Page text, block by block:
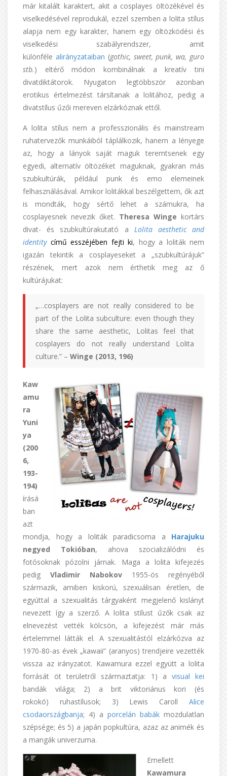
már kitalált karaktert, akit a cosplayes öltözékével és
viselkedésével reprodukál, ezzel szemben a lolita stílus
alapja nem egy karakter, hanem egy öltözködési és
viselkedési szabályrendszer, amit
különféle alirányzataiban (gothic, sweet, punk, wa, guro
stb.) eltérő módon kombinálnak a kreatív tini
divatdiktátorok. Nyugaton legtöbbször azonban
erotikus értelmezést társítanak a lolitához, pedig a
divatstílus űzői mereven elzárkóznak ettől.
A lolita stílus nem a professzionális és mainstream
ruhatervezők munkáiból táplálkozik, hanem a lényege
az, hogy a lányok saját maguk teremtsenek egy
egyedi, alternatív öltözéket maguknak, gyakran más
szubkultúrák, például punk és emo elemeinek
felhasználásával. Amikor lolitákkal beszélgettem, ők azt
is mondták, hogy sértő lehet a számukra, ha
cosplayesnek nevezik őket. Theresa Winge kortárs
divat- és szubkultúrakutató a Lolita aesthetic and
identitycímű esszéjében fejti ki, hogy a loliták nem
igazán tekintik a cosplayeseket a „szubkultúrájuk”
részének, mert azok nem érthetik meg az ő
kultúrájukat:
„…cosplayers are not really considered to be
part of the Lolita subculture: even though they
share the same aesthetic, Lolitas feel that
cosplayers do not really understand Lolita
culture.” – Winge (2013, 196)
Kaw
amu
ra
Yuni
ya
(200
6,
193-
194)
írásá
ban
azt
mondja, hogy a loliták paradicsoma a Harajuku
negyed Tokióban, ahova szocializálódni és
fotósoknak pózolni járnak. Maga a lolita kifejezés
pedig Vladimir Nabokov 1955-ös regényéből
származik, amiben kiskorú, szexuálisan éretlen, de
egyúttal a szexualitás tárgyaként megjelenő kislányt
nevezett így a szerző. A lolita stílust űzők csak az
elnevezést vették kölcsön, a kifejezést már más
értelemmel látták el. A szexualitástól elzárkózva az
1970-80-as évek „kawaii” (aranyos) trendjeire vezették
vissza az irányzatot. Kawamura ezzel együtt a lolita
forrását öt területről származtatja: 1) a visual kei
bandák világa; 2) a brit viktoriánus kori (és
rokokó) ruhastílusok; 3) Lewis Caroll Alice
csodaországbanja; 4) a porcelán babák mozdulatlan
szépsége; és 5) a japán popkultúra, azaz az animék és
a mangák univerzuma.
Emellett
Kawamura